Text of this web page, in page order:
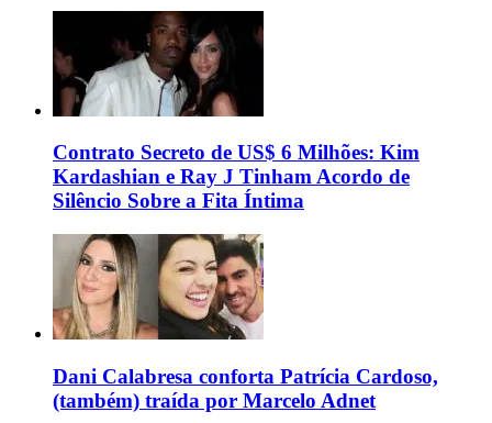
Contrato Secreto de US$ 6 Milhões: Kim
Kardashian e Ray J Tinham Acordo de
Silêncio Sobre a Fita Íntima
Dani Calabresa conforta Patrícia Cardoso,
(também) traída por Marcelo Adnet